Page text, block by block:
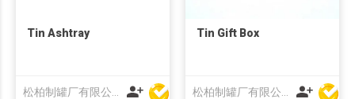
Tin Ashtray Tin Gift Box